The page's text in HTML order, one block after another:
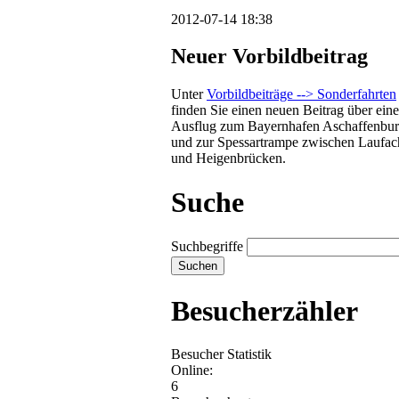
2012-07-14 18:38
Neuer Vorbildbeitrag
UnterVorbildbeiträge --> Sonderfahrten
finden Sie einen neuen Beitrag über
Ausflug zum Bayernhafen
und zur Spessartrampe zwischen
und Heigenbrücken.
Suche
Suchbegriffe
Besucherzähler
Besucher Statistik
Online:
6